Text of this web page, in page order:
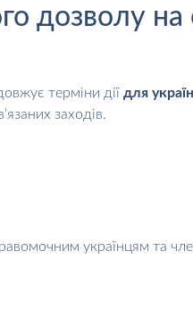
дозволу на
терміни дії для
заходів.
українцям та